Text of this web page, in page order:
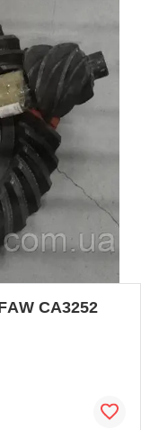
CA3252